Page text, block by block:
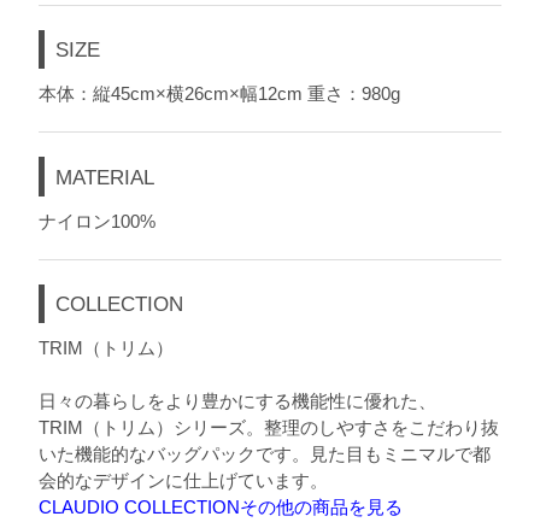
SIZE
本体：縦45cm×横26cm×幅12cm 重さ：980g
MATERIAL
ナイロン100%
COLLECTION
TRIM（トリム）
日々の暮らしをより豊かにする機能性に優れた、
TRIM（トリム）シリーズ。整理のしやすさをこだわり抜
いた機能的なバッグパックです。見た目もミニマルで都
会的なデザインに仕上げています。
CLAUDIO COLLECTIONその他の商品を見る